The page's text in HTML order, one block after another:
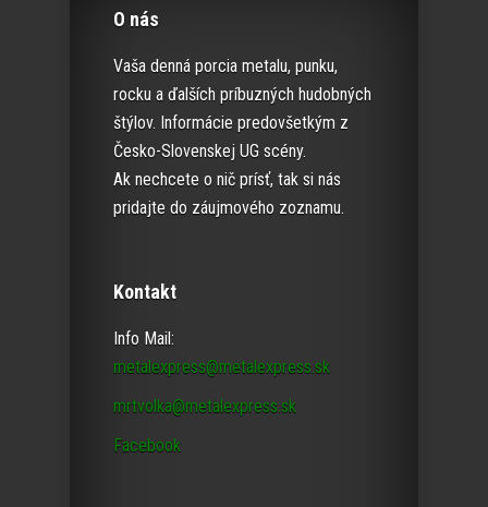
O nás
Vaša denná porcia metalu, punku,
rocku a ďalších príbuzných hudobných
štýlov. Informácie predovšetkým z
Česko-Slovenskej UG scény.
Ak nechcete o nič prísť, tak si nás
pridajte do záujmového zoznamu.
Kontakt
Info Mail:
metalexpress@metalexpress.sk
mrtvolka@metalexpress.sk
Facebook